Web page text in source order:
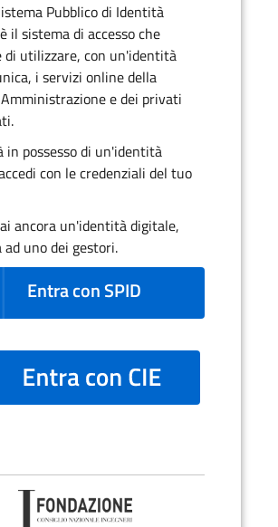
Pubblico di Identità
il sistema di accesso che
di utilizzare, con un'identità
i servizi online della
e dei privati
in possesso di un'identità
con le credenziali del tuo
ancora un'identità digitale,
uno dei gestori.
Entra con SPID